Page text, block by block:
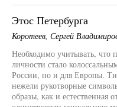
Этос Петербурга
Коротеев, Сергей
Необходимо учитывать, что
личности стало
России, но и для Европы.
нежели рукотворные
образы, как и естественная